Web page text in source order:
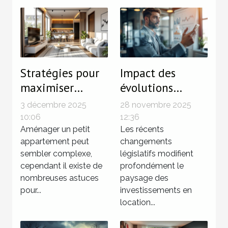
Stratégies pour
maximiser
l'espace dans les
petits
appartements
3 décembre 2025
10:06
Aménager un petit
appartement peut
sembler complexe,
cependant il existe de
nombreuses astuces
pour...
Impact des
évolutions
législatives sur
les
investissements
en LMNP
28 novembre 2025
12:36
Les récents
changements
législatifs modifient
profondément le
paysage des
investissements en
location...